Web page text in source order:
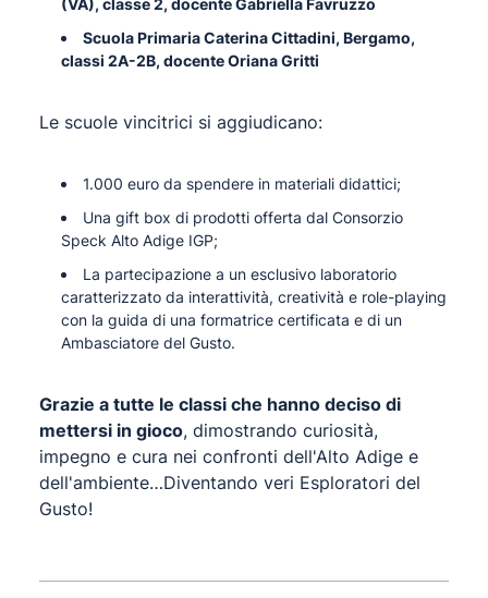
(VA), classe 2, docente Gabriella Favruzzo
Scuola Primaria Caterina Cittadini, Bergamo,
classi 2A-2B, docente Oriana Gritti
Le scuole vincitrici si aggiudicano:
1.000 euro da spendere in materiali didattici;
Una gift box di prodotti offerta dal Consorzio
Speck Alto Adige IGP;
La partecipazione a un esclusivo laboratorio
caratterizzato da interattività, creatività e role-playing
con la guida di una formatrice certificata e di un
Ambasciatore del Gusto.
Grazie a tutte le classi che hanno deciso di
mettersi in gioco, dimostrando curiosità,
impegno e cura nei confronti dell'Alto Adige e
dell'ambiente…Diventando veri Esploratori del
Gusto!